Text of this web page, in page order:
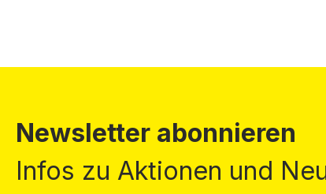
Newsletter abonnieren
Infos zu Aktionen und